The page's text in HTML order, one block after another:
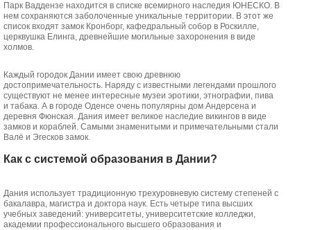
Парк Ваддензе находится в списке всемирного наследия ЮНЕСКО. В
нем сохраняются заболоченные уникальные территории. В этот же
список входят замок Кронборг, кафедральный собор в Роскилле,
церквушка Елинга, древнейшие могильные захоронения в виде
холмов.
Каждый городок Дании имеет свою древнюю
достопримечательность. Наряду с известными легендами прошлого
существуют не менее интересные музеи эротики, этнографии, пива
и табака. А в городе Оденсе очень популярны дом Андерсена и
деревня Фюнская. Дания имеет великое наследие викингов в виде
замков и кораблей. Самыми знаменитыми и примечательными стали
Валё и Эгесков замок.
Как с системой образования в Дании?
Дания использует традиционную трехуровневую систему степеней с
бакалавра, магистра и доктора наук. Есть четыре типа высших
учебных заведений: университеты, университетские колледжи,
академии профессионального высшего образования и